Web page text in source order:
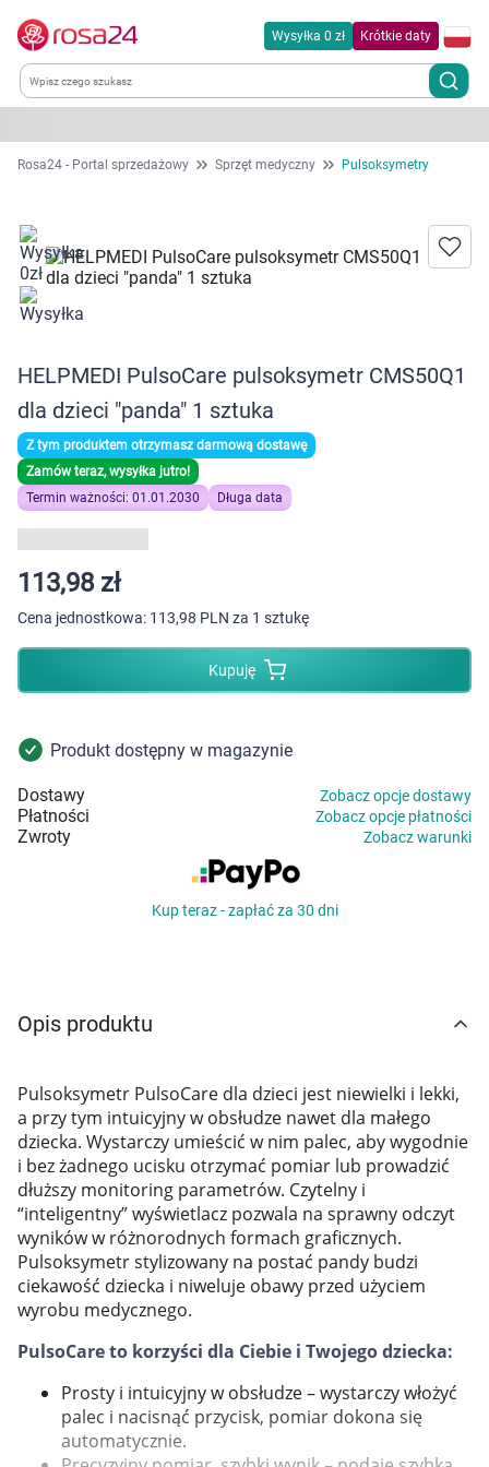
Korzystamy z plików cookies w celu
Wysyłka 0 zł Krótkie daty
Kategorie
Dla zwierząt
Dom i ogród
Zdrowie
Kobieta w ciąży i mama
Dziecko
Higiena
Sprzęt medyczny
Rosa24 - Portal sprzedażowy Sprzęt medyczny Pulsoksymetry
HELPMEDI PulsoCare pulsoksymetr CMS50Q1
dla dzieci "panda" 1 sztuka
Z tym produktem otrzymasz darmową dostawę
Zamów teraz, wysyłka jutro!
Termin ważności: 01.01.2030
Długa data
113,98 zł
Cena jednostkowa: 113,98 PLN za 1 sztukę
Kupuję
Produkt dostępny w magazynie
Dostawy Zobacz opcje dostawy
Płatności Zobacz opcje płatności
Zwroty Zobacz warunki
Kup teraz - zapłać za 30 dni
Opis produktu
Pulsoksymetr PulsoCare dla dzieci jest niewielki i lekki,
a przy tym intuicyjny w obsłudze nawet dla małego
dziecka. Wystarczy umieścić w nim palec, aby wygodnie
i bez żadnego ucisku otrzymać pomiar lub prowadzić
dłuższy monitoring parametrów. Czytelny i
“inteligentny” wyświetlacz pozwala na sprawny odczyt
wyników w różnorodnych formach graficznych.
Pulsoksymetr stylizowany na postać pandy budzi
ciekawość dziecka i niweluje obawy przed użyciem
wyrobu medycznego.
PulsoCare to korzyści dla Ciebie i Twojego dziecka:
Prosty i intuicyjny w obsłudze – wystarczy włożyć
palec i nacisnąć przycisk, pomiar dokona się
automatycznie.